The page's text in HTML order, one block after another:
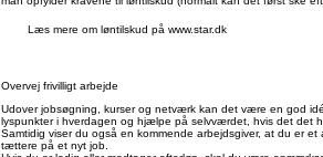
Læs mere om løntilskud på www.star.dk
Overvej frivilligt arbejde
Udover jobsøgning, kurser og netværk kan det være en god
lyspunkter i hverdagen og hjælpe på selvværdet, hvis det det
Samtidig viser du også en kommende arbejdsgiver, at du er
tættere på et nyt job.